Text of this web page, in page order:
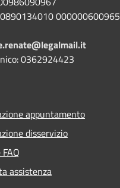
000000600965
0362924423
appuntamento
disservizio
assistenza